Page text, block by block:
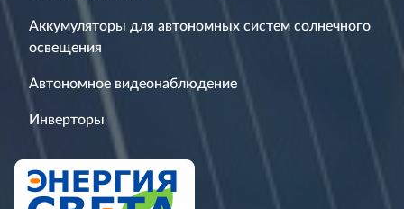
Аккумуляторы для автономных систем солнечного
освещения
Автономное видеонаблюдение
Инверторы